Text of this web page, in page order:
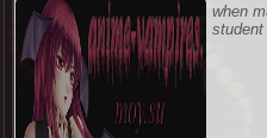
when
student